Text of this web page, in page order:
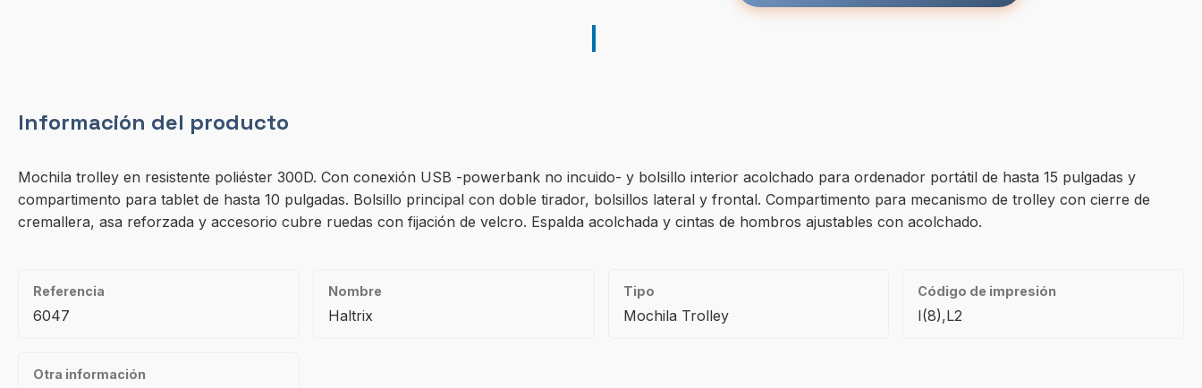
Información del producto
Mochila trolley en resistente poliéster 300D. Con conexión USB -powerbank no incuido- y bolsillo interior acolchado para ordenador portátil de hasta 15 pulgadas y
compartimento para tablet de hasta 10 pulgadas. Bolsillo principal con doble tirador, bolsillos lateral y frontal. Compartimento para mecanismo de trolley con cierre de
cremallera, asa reforzada y accesorio cubre ruedas con fijación de velcro. Espalda acolchada y cintas de hombros ajustables con acolchado.
Referencia
6047
Nombre
Haltrix
Tipo
Mochila Trolley
Código de impresión
I(8),L2
Otra información